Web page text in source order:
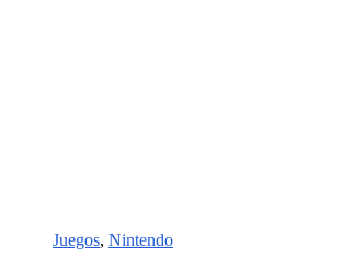
Juegos, Nintendo